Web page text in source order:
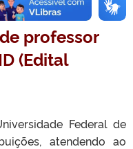
final do
professor
(Edital
Federal de
atendendo ao